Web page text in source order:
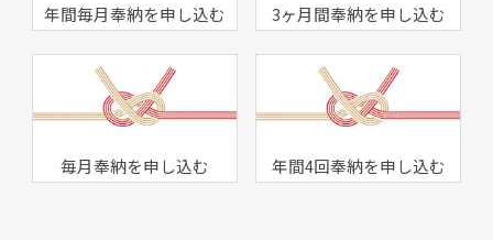
年間毎月奉納を申し込む 3ヶ月間奉納を申し込む
毎月奉納を申し込む 年間4回奉納を申し込む